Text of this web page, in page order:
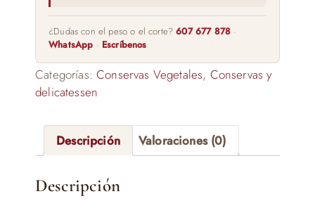
¿Dudas con el peso o el corte?607 677 878 ·
WhatsApp · Escríbenos
Categorías:Conservas Vegetales, Conservas y
delicatessen
Descripción Valoraciones (0)
Descripción